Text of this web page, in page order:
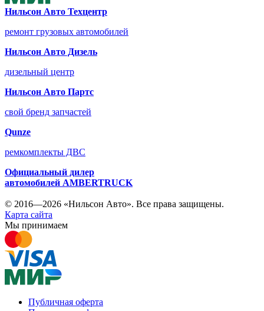
Нильсон Авто Техцентр
ремонт грузовых автомобилей
Нильсон Авто Дизель
дизельный центр
Нильсон Авто Партс
свой бренд запчастей
Qunze
ремкомплекты ДВС
Официальный дилер
автомобилей AMBERTRUCK
© 2016—2026 «Нильсон Авто». Все права защищены.
Карта сайта
Мы принимаем
Публичная оферта